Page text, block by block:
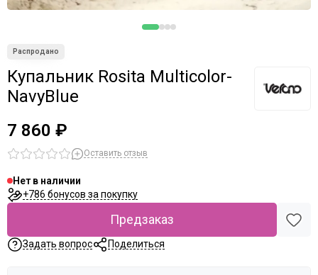
Купальник Rosita Multicolor-
NavyBlue
7 860 ₽
Оставить отзыв
Нет в наличии
+786 бонусов за покупку
Предзаказ
Задать вопрос Поделиться